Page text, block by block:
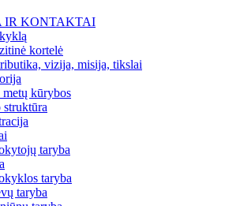
IR KONTAKTAI
kortelė
vizija, misija, tikslai
metų kūrybos
taryba
taryba
taryba